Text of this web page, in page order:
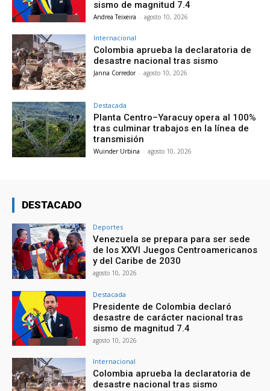
sismo de magnitud 7.4
Andrea Teixeira - agosto 10, 2026
Internacional
Colombia aprueba la declaratoria de
desastre nacional tras sismo
Janna Corredor - agosto 10, 2026
Destacada
Planta Centro–Yaracuy opera al 100%
tras culminar trabajos en la línea de
transmisión
Wuinder Urbina - agosto 10, 2026
DESTACADO
Deportes
Venezuela se prepara para ser sede
de los XXVI Juegos Centroamericanos
y del Caribe de 2030
agosto 10, 2026
Destacada
Presidente de Colombia declaró
desastre de carácter nacional tras
sismo de magnitud 7.4
agosto 10, 2026
Internacional
Colombia aprueba la declaratoria de
desastre nacional tras sismo